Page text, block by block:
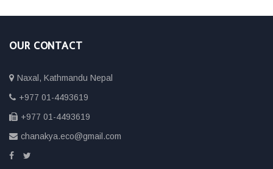
OUR CONTACT
Naxal, Kathmandu Nepal
+977 01-4493619
+977 01-4493619
chanakya.eco@gmail.com